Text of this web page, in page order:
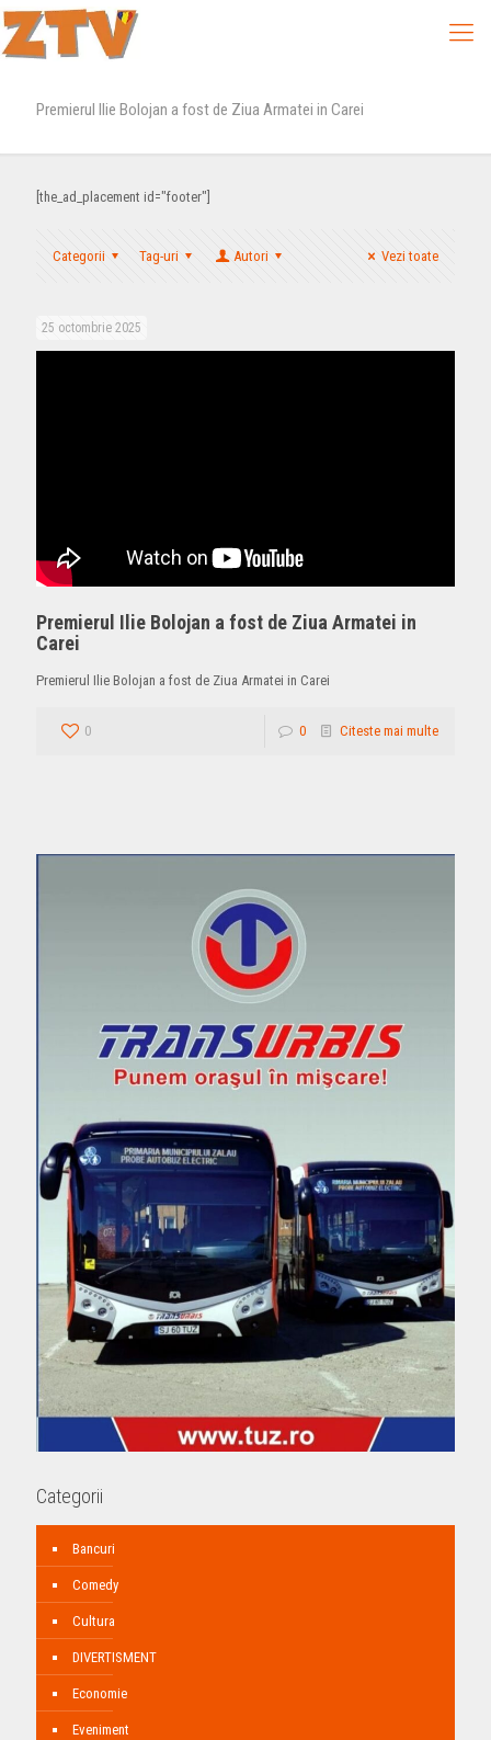
Premierul Ilie Bolojan a fost de Ziua Armatei in Carei
[the_ad_placement id="footer"]
Categorii Tag-uri Autori Vezi toate
25 octombrie 2025
Premierul Ilie Bolojan a fost de Ziua Armatei in
Carei
Premierul Ilie Bolojan a fost de Ziua Armatei in Carei
0 0 Citeste mai multe
Categorii
Bancuri
Comedy
Cultura
DIVERTISMENT
Economie
Eveniment